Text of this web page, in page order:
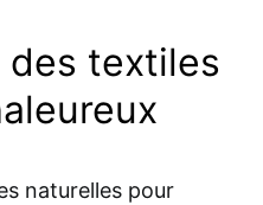
des textiles
naturelles pour